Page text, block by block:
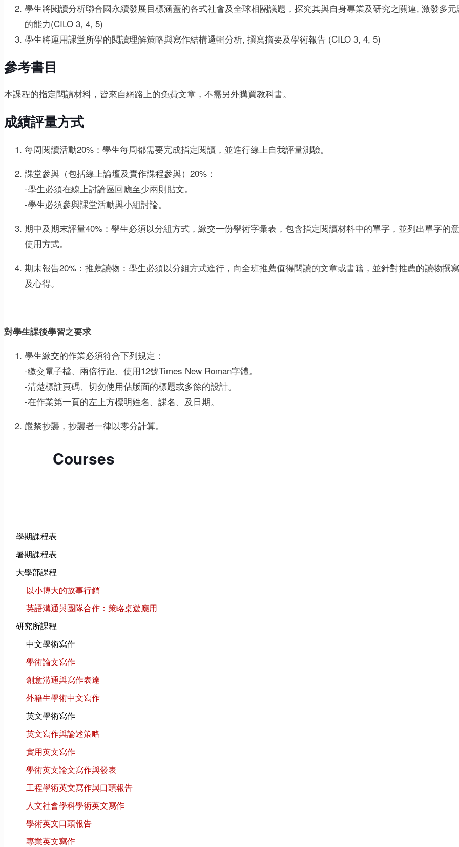
學生將閱讀分析聯合國永續發展目標涵蓋的各式社會及全球相關議題，探究其與自身專業及研究之關連, 激發多元
的能力(CILO 3, 4, 5)
學生將運用課堂所學的閱讀理解策略與寫作結構邏輯分析, 撰寫摘要及學術報告 (CILO 3, 4, 5)
參考書目
本課程的指定閱讀材料，皆來自網路上的免費文章，不需另外購買教科書。
成績評量方式
每周閱讀活動20%：學生每周都需要完成指定閱讀，並進行線上自我評量測驗。
課堂參與（包括線上論壇及實作課程參與）20%：
-學生必須在線上討論區回應至少兩則貼文。
-學生必須參與課堂活動與小組討論。
期中及期末評量40%：學生必須以分組方式，繳交一份學術字彙表，包含指定閱讀材料中的單字，並列出單字的
使用方式。
期末報告20%：推薦讀物：學生必須以分組方式進行，向全班推薦值得閱讀的文章或書籍，並針對推薦的讀物撰
及心得。
對學生課後學習之要求
學生繳交的作業必須符合下列規定：
-繳交電子檔、兩倍行距、使用12號Times New Roman字體。
-清楚標註頁碼、切勿使用佔版面的標題或多餘的設計。
-在作業第一頁的左上方標明姓名、課名、及日期。
嚴禁抄襲，抄襲者一律以零分計算。
Courses
學期課程表
暑期課程表
大學部課程
以小博大的故事行銷
英語溝通與團隊合作：策略桌遊應用
研究所課程
中文學術寫作
學術論文寫作
創意溝通與寫作表達
外籍生學術中文寫作
英文學術寫作
英文寫作與論述策略
實用英文寫作
學術英文論文寫作與發表
工程學術英文寫作與口頭報告
人文社會學科學術英文寫作
學術英文口頭報告
專業英文寫作